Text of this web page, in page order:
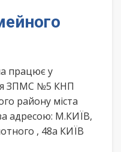
працює у
ЗПМС №5 КНП
району міста
адресою: М.КИЇВ,
, 48а КИЇВ